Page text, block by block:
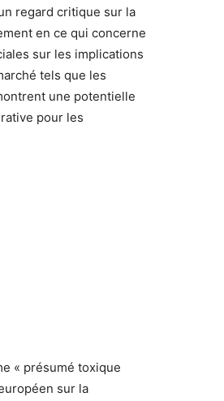
regard critique sur la
en ce qui concerne
sur les implications
tels que les
une potentielle
pour les
« présumé toxique
sur la